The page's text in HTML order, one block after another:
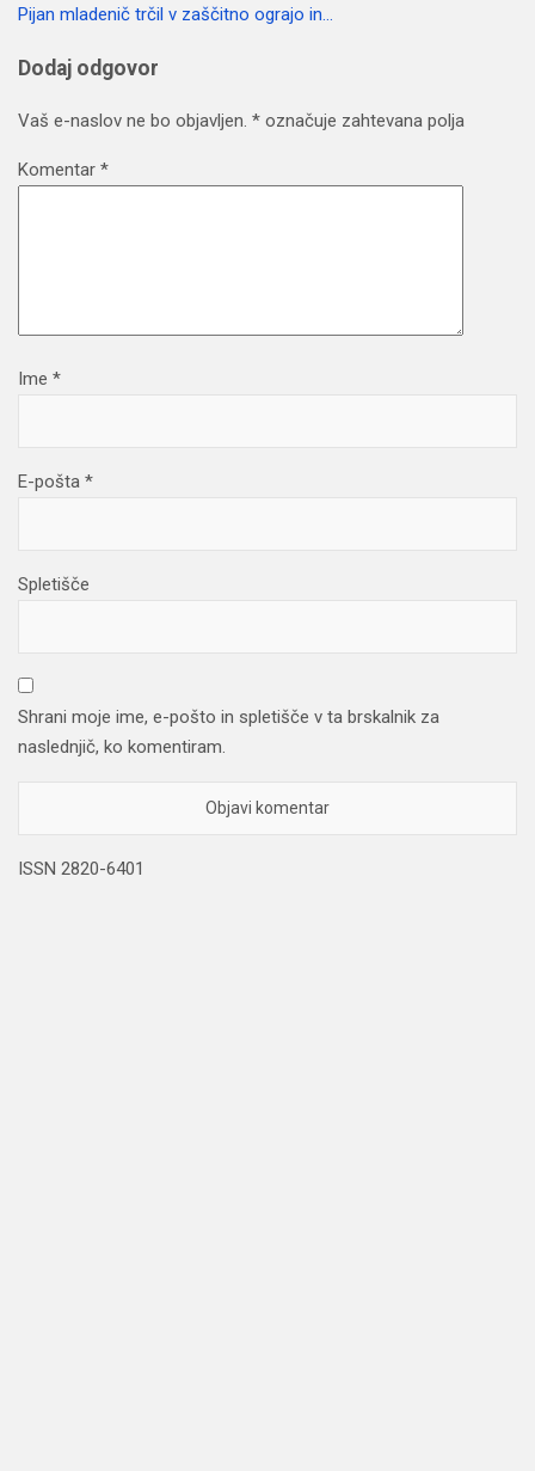
Pijan mladenič trčil v zaščitno ograjo in…
Dodaj odgovor
Vaš e-naslov ne bo objavljen. * označuje zahtevana polja
Komentar *
Ime *
E-pošta *
Spletišče
Shrani moje ime, e-pošto in spletišče v ta brskalnik za
naslednjič, ko komentiram.
ISSN 2820-6401